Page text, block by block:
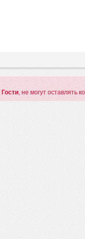
Гости, не могут оставлять